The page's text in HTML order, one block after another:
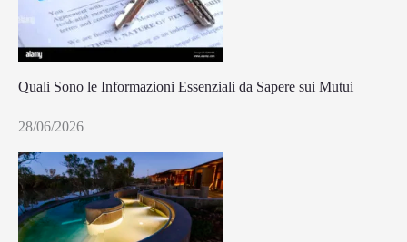
Quali Sono le Informazioni Essenziali da Sapere sui Mutui
28/06/2026